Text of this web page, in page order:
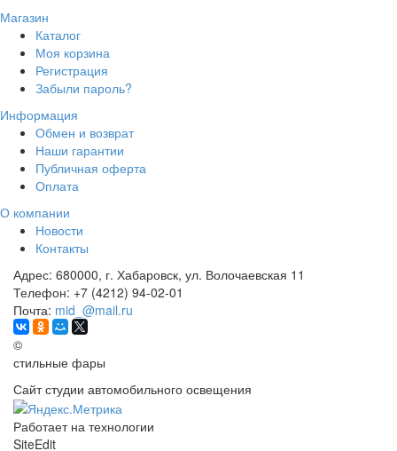
Магазин
Каталог
Моя корзина
Регистрация
Забыли пароль?
Информация
Обмен и возврат
Наши гарантии
Публичная оферта
Оплата
О компании
Новости
Контакты
Адрес: 680000, г. Хабаровск, ул. Волочаевская 11
Телефон: +7 (4212) 94-02-01
Почта: mid_@mail.ru
©
стильные фары
Сайт студии автомобильного освещения
Работает на технологии
SiteEdit